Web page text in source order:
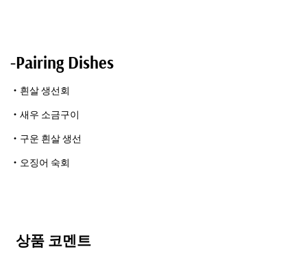
-Pairing Dishes
・흰살 생선회
・새우 소금구이
・구운 흰살 생선
・오징어 숙회
상품 코멘트